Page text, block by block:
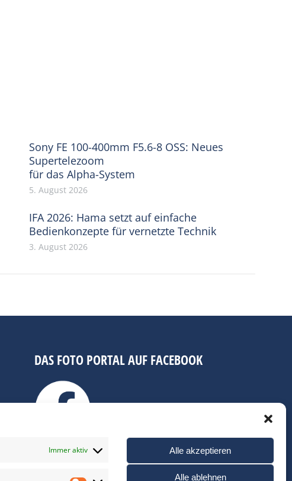
Immer aktiv Alle akzeptieren
Alle ablehnen
Sony FE 100-400mm F5.6-8 OSS: Neues
Supertelezoom
für das Alpha-System
5. August 2026
IFA 2026: Hama setzt auf einfache
Bedienkonzepte für vernetzte Technik
3. August 2026
DAS FOTO PORTAL AUF FACEBOOK